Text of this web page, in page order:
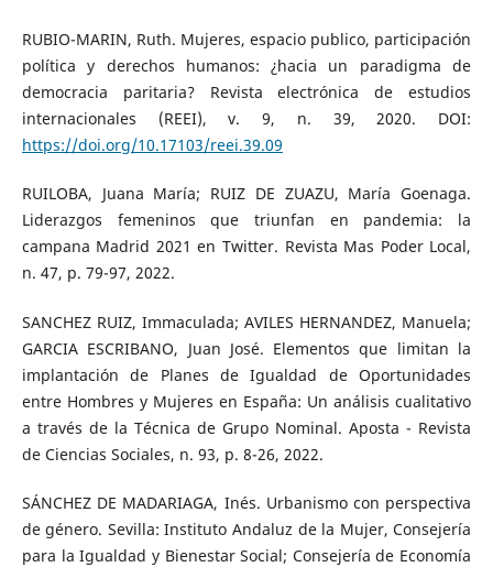
RUBIO-MARIN, Ruth. Mujeres, espacio publico, participación
política y derechos humanos: ¿hacia un paradigma de
democracia paritaria? Revista electrónica de estudios
internacionales (REEI), v. 9, n. 39, 2020. DOI:
https://doi.org/10.17103/reei.39.09
RUILOBA, Juana María; RUIZ DE ZUAZU, María Goenaga.
Liderazgos femeninos que triunfan en pandemia: la
campana Madrid 2021 en Twitter. Revista Mas Poder Local,
n. 47, p. 79-97, 2022.
SANCHEZ RUIZ, Immaculada; AVILES HERNANDEZ, Manuela;
GARCIA ESCRIBANO, Juan José. Elementos que limitan la
implantación de Planes de Igualdad de Oportunidades
entre Hombres y Mujeres en España: Un análisis cualitativo
a través de la Técnica de Grupo Nominal. Aposta - Revista
de Ciencias Sociales, n. 93, p. 8-26, 2022.
SÁNCHEZ DE MADARIAGA, Inés. Urbanismo con perspectiva
de género. Sevilla: Instituto Andaluz de la Mujer, Consejería
para la Igualdad y Bienestar Social; Consejería de Economía